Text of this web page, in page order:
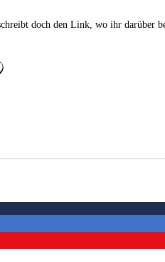
doch den Link, wo ihr darüber